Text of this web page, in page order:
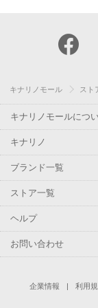
キナリノモール スト
キナリノモールにつ
キナリノ
ブランド一覧
ストア一覧
ヘルプ
お問い合わせ
企業情報 利用